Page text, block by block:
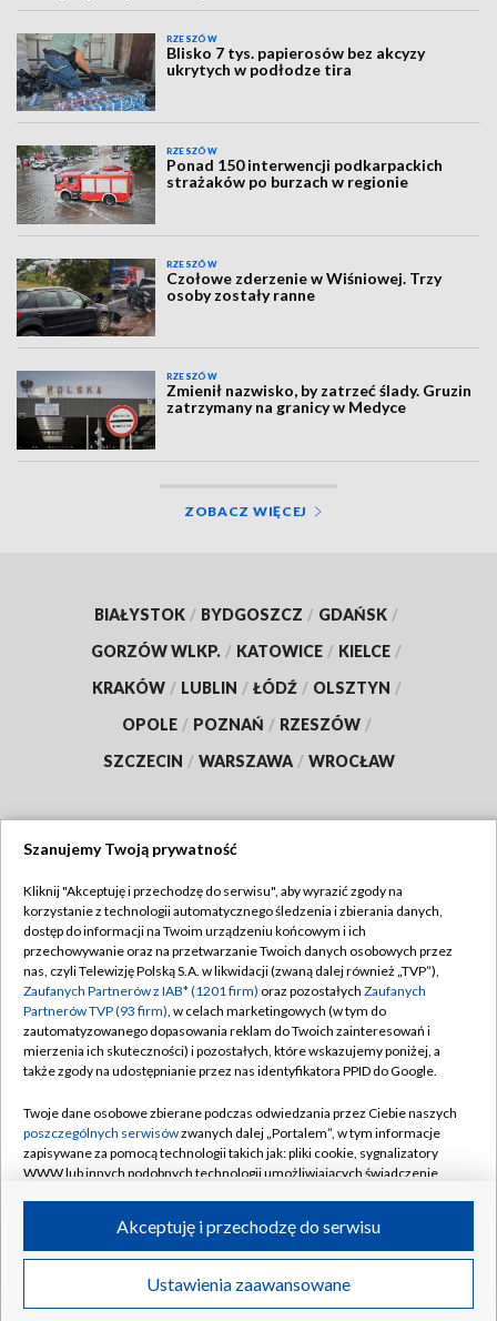
RZESZÓW
Blisko 7 tys. papierosów bez akcyzy
ukrytych w podłodze tira
RZESZÓW
Ponad 150 interwencji podkarpackich
strażaków po burzach w regionie
RZESZÓW
Czołowe zderzenie w Wiśniowej. Trzy
osoby zostały ranne
RZESZÓW
Zmienił nazwisko, by zatrzeć ślady. Gruzin
zatrzymany na granicy w Medyce
ZOBACZ WIĘCEJ
BIAŁYSTOK / BYDGOSZCZ / GDAŃSK /
GORZÓW WLKP. / KATOWICE / KIELCE /
KRAKÓW / LUBLIN / ŁÓDŹ / OLSZTYN /
OPOLE / POZNAŃ / RZESZÓW /
SZCZECIN / WARSZAWA / WROCŁAW
TVP
Abonament TVP
Emisja w TVP
Centrum informacji TVP
Naziemna Telewizja Cyfrowa
Rada Programowa
System NOS
Informacje o nadawcy
Program dla prasy
Ogłoszenie przetargowe
Regulamin TVP
Polityka prywatności
Moje zgody
Pomoc
Kontakt
Kanały
©2026 Telewizja Polska S.A. w likwidacji
Szanujemy Twoją prywatność
Kliknij "Akceptuję i przechodzę do serwisu", aby wyrazić zgody na
korzystanie z technologii automatycznego śledzenia i zbierania danych,
dostęp do informacji na Twoim urządzeniu końcowym i ich
przechowywanie oraz na przetwarzanie Twoich danych osobowych przez
nas, czyli Telewizję Polską S.A. w likwidacji (zwaną dalej również „TVP”),
Zaufanych Partnerów z IAB* (1201 firm) oraz pozostałych Zaufanych
Partnerów TVP (93 firm), w celach marketingowych (w tym do
zautomatyzowanego dopasowania reklam do Twoich zainteresowań i
mierzenia ich skuteczności) i pozostałych, które wskazujemy poniżej, a
także zgody na udostępnianie przez nas identyfikatora PPID do Google.
Twoje dane osobowe zbierane podczas odwiedzania przez Ciebie naszych
poszczególnych serwisówzwanych dalej „Portalem”, w tym informacje
zapisywane za pomocą technologii takich jak: pliki cookie, sygnalizatory
WWW lub innych podobnych technologii umożliwiających świadczenie
ruchu w Internecie.
Twoje dane osobowe zbierane podczas odwiedzania przez Ciebie
poszczególnych serwisówna Portalu, takie jak adresy IP, identyfikatory
Ustawienia zaawansowane
Akceptuję i przechodzę do serwisu